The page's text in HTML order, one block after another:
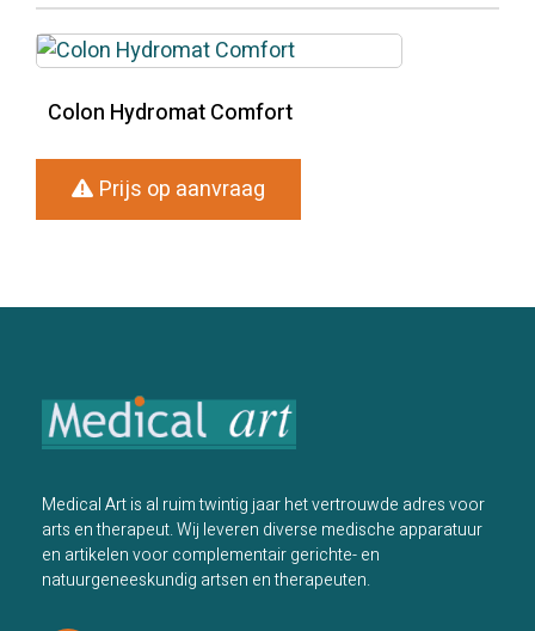
Colon Hydromat Comfort
Prijs op aanvraag
Medical Art is al ruim twintig jaar het vertrouwde adres voor
arts en therapeut. Wij leveren diverse medische apparatuur
en artikelen voor complementair gerichte- en
natuurgeneeskundig artsen en therapeuten.